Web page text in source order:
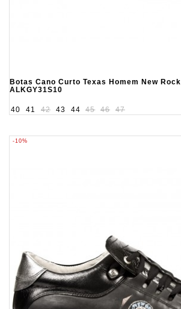
Botas Cano Curto Texas Homem New Rock
ALKGY31S10
40 41 42 43 44 45 46 47
-10%